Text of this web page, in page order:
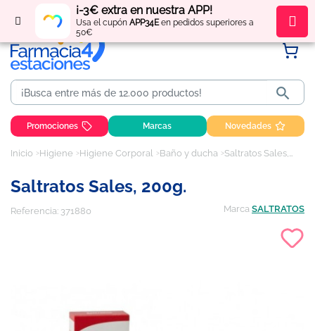
¡-3€ extra en nuestra APP!
Usa el cupón APP34Een pedidos superiores a
50€
Regístratey obténpuntos por tus compras

Promociones Marcas Novedades
Inicio Higiene Higiene Corporal Baño y ducha Saltratos Sales, 200g.
Saltratos Sales, 200g.
Referencia: 371880 Marca SALTRATOS